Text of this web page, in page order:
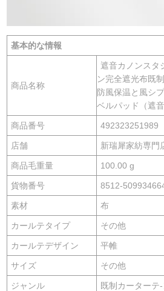
基本的な情報
商品名称
遮音カノンスタ
ン完全遮光布既
防風保温と風シ
ベルパッド（遮音
商品番号 492323251989
店舗 新瑞犀家紡専門
商品毛重量 100.00 g
貨物番号 8512-
素材 布
カールテタイプ その他
カールテデザイン 平帷
サイズ その他
ジャンル 既制カーターテ